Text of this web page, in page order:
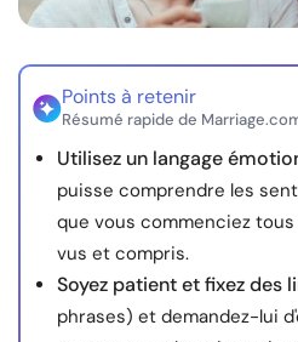
Ressources
Communauté
Trouver un thérapeute
Langue
À propos de nous
Points à retenir
Résumé rapide de
Utilisez un langage
puisse comprendre les
que vous commenciez
vus et compris.
Soyez patient et fixez des
phrases) et demandez-lui